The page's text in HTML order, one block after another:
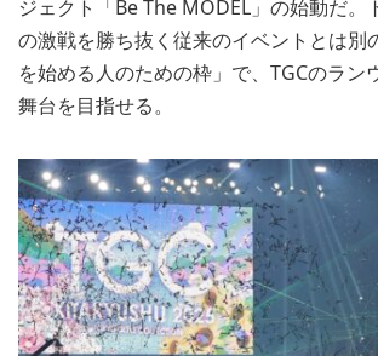
ジェクト「Be The MODEL」の始動だ。
の激戦を勝ち抜く従来のイベントとは別
を始める人のための枠」で、TGCのラン
舞台を目指せる。